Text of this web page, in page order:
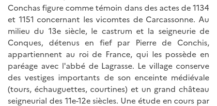
Conchas figure comme témoin dans des actes de 1134
et 1151 concernant les vicomtes de Carcassonne. Au
milieu du 13e siècle, le castrum et la seigneurie de
Conques, détenus en fief par Pierre de Conchis,
appartiennent au roi de France, qui les possède en
paréage avec l'abbé de Lagrasse. Le village conserve
des vestiges importants de son enceinte médiévale
(tours, échauguettes, courtines) et un grand château
seigneurial des 11e-12e siècles. Une étude en cours par